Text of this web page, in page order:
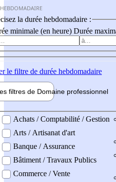
la durée hebdomadaire :
minimale (en heure) Durée
le filtre de durée hebdomadaire
filtres de Domaine professionnel
professionel
Achats / Comptabilité / Gestion
Arts / Artisanat d'art
Banque / Assurance
Bâtiment / Travaux Publics
Commerce / Vente